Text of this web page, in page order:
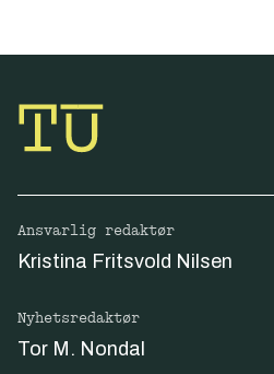
Ansvarlig redaktør
Kristina Fritsvold Nilsen
Nyhetsredaktør
Tor M. Nondal